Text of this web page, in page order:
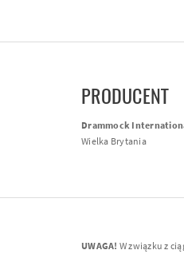
PRODUCENT
Drammock
Wielka Brytania
UWAGA! W związku z